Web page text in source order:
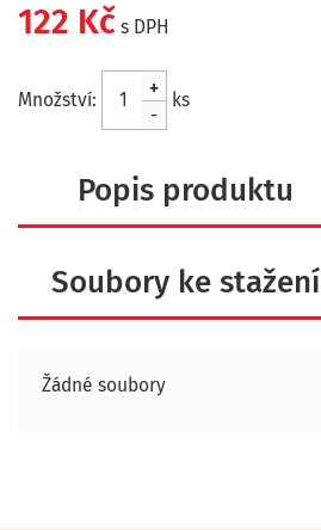
122 Kč s DPH
Množství:
-
+
ks
Popis produktu
Soubory ke stažení
Žádné soubory